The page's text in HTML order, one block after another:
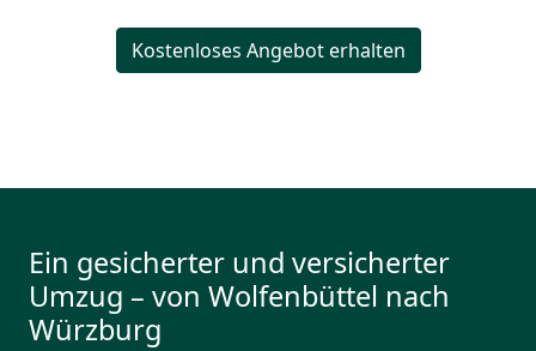
Kostenloses Angebot erhalten
Ein gesicherter und versicherter
Umzug – von Wolfenbüttel nach
Würzburg